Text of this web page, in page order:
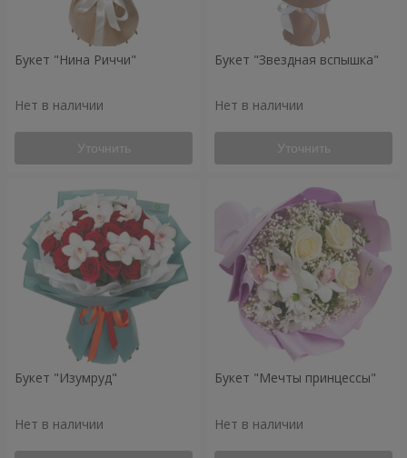
Букет "Нина Риччи"
Нет в наличии
Уточнить
Букет "Звездная вспышка"
Нет в наличии
Уточнить
Букет "Изумруд"
Нет в наличии
Букет "Мечты принцессы"
Нет в наличии